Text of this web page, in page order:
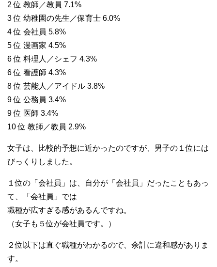
2 位 教師／教員 7.1%
3 位 幼稚園の先生／保育士 6.0%
4 位 会社員 5.8%
5 位 漫画家 4.5%
6 位 料理人／シェフ 4.3%
6 位 看護師 4.3%
8 位 芸能人／アイドル 3.8%
9 位 公務員 3.4%
9 位 医師 3.4%
10 位 教師／教員 2.9%
女子は、比較的予想に近かったのですが、男子の１位には
びっくりしました。
１位の「会社員」は、自分が「会社員」だったこともあっ
て、「会社員」では
職種が広すぎる感があるんですね。
（女子も５位が会社員です。）
２位以下は直ぐ職種がわかるので、余計に違和感がありま
す。